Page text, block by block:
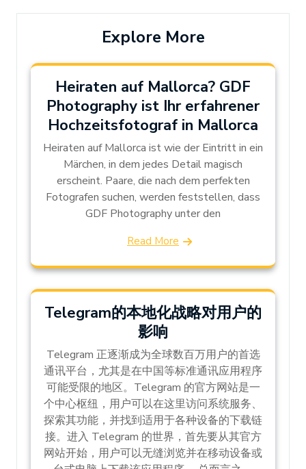
Explore More
Heiraten auf Mallorca? GDF
Photography ist Ihr erfahrener
Hochzeitsfotograf in Mallorca
Heiraten auf Mallorca ist wie der Eintritt in ein
Märchen, in dem jedes Detail magisch
erscheint. Paare, die nach dem perfekten
Fotografen suchen, werden feststellen, dass
GDF Photography unter den
Read More
Telegram的本地化战略对用户的
影响
Telegram 正逐渐成为全球数百万用户的首选
通讯平台，尤其是在中国等标准通讯应用程序
可能受限的地区。Telegram 的官方网站是一
个中心枢纽，用户可以在这里访问系统服务、
探索其功能，并找到适用于各种设备的下载链
接。进入 Telegram 的世界，首先要从其官方
网站开始，用户可以无缝浏览并在移动设备或